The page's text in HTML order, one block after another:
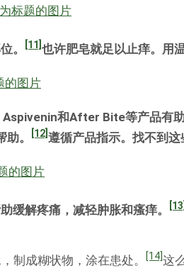
。
[11] 也许肥皂就足以止痒。用
和After Bite等产品有助
。
[12] 遵循产品指示。找不到
缓解疼痛，减轻肿胀和瘙痒。
[13]
制成糊状物，涂在患处。 [14] 这